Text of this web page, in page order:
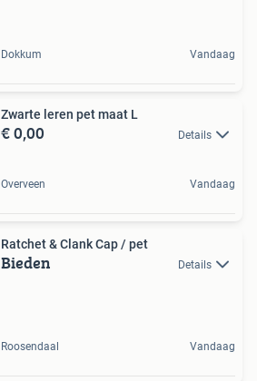
Dokkum Vandaag
Zwarte leren pet maat L
€ 0,00 Details
Overveen Vandaag
Ratchet & Clank Cap / pet
Bieden Details
Roosendaal Vandaag